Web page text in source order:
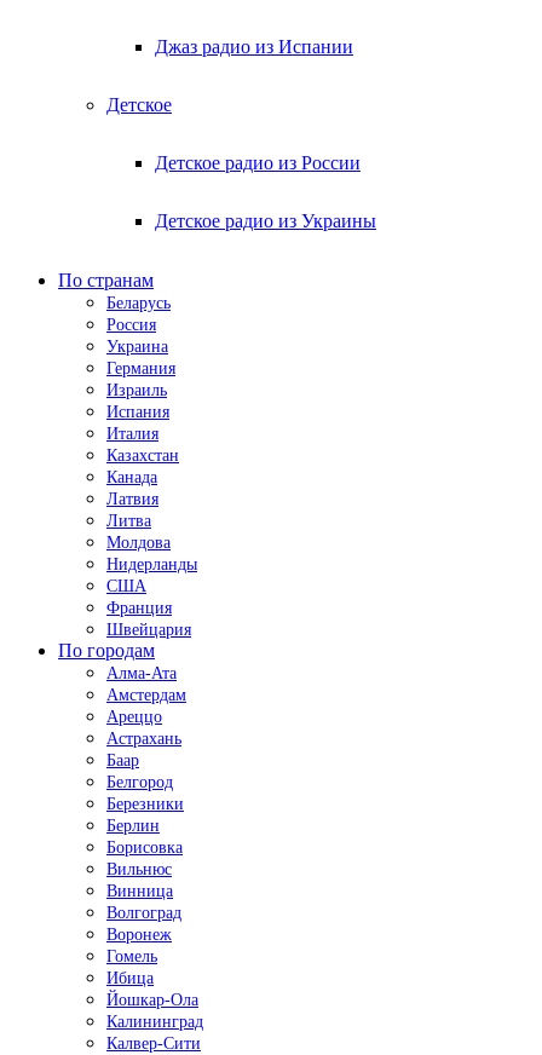
Джаз радио из Испании
Детское
Детское радио из России
Детское радио из Украины
По странам
Беларусь
Россия
Украина
Германия
Израиль
Испания
Италия
Казахстан
Канада
Латвия
Литва
Молдова
Нидерланды
США
Франция
Швейцария
По городам
Алма-Ата
Амстердам
Ареццо
Астрахань
Баар
Белгород
Березники
Берлин
Борисовка
Вильнюс
Винница
Волгоград
Воронеж
Гомель
Ибица
Йошкар-Ола
Калининград
Калвер-Сити